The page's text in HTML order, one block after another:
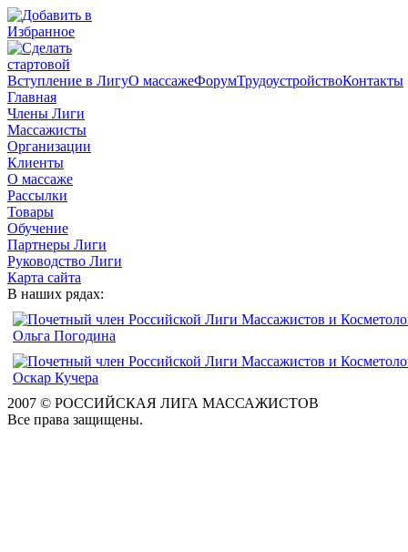
Вступление в ЛигуО массажеФорумТрудоустройствоКонтакты
Главная
Члены Лиги
Массажисты
Организации
Клиенты
О массаже
Рассылки
Товары
Обучение
Партнеры Лиги
Руководство Лиги
Карта сайта
В наших рядах:
2007 © РОССИЙСКАЯ ЛИГА МАССАЖИСТОВ
Все права защищены.